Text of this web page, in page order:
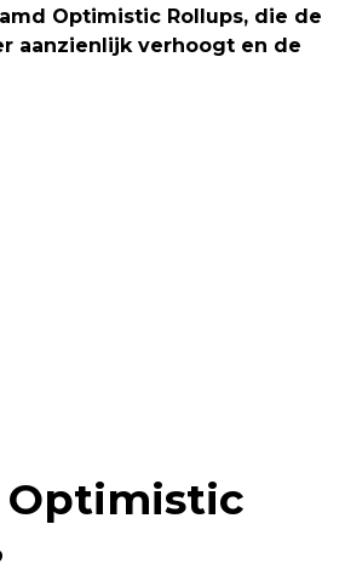
Optimistic Rollups, die de
aanzienlijk verhoogt en de